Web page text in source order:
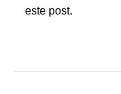
este post.